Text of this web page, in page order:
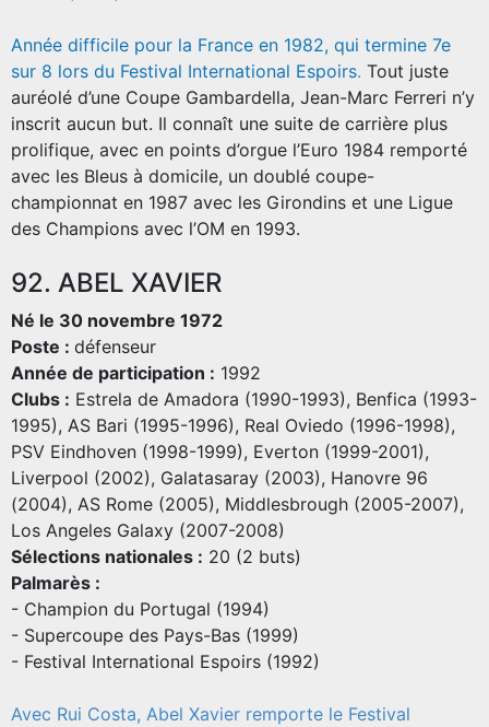
Année difficile pour la France en 1982, qui termine 7e
sur 8 lors du Festival International Espoirs. Tout juste
auréolé d’une Coupe Gambardella, Jean-Marc Ferreri n’y
inscrit aucun but. Il connaît une suite de carrière plus
prolifique, avec en points d’orgue l’Euro 1984 remporté
avec les Bleus à domicile, un doublé coupe-
championnat en 1987 avec les Girondins et une Ligue
des Champions avec l’OM en 1993.
92. ABEL XAVIER
Né le 30 novembre 1972
Poste : défenseur
Année de participation : 1992
Clubs : Estrela de Amadora (1990-1993), Benfica (1993-
1995), AS Bari (1995-1996), Real Oviedo (1996-1998),
PSV Eindhoven (1998-1999), Everton (1999-2001),
Liverpool (2002), Galatasaray (2003), Hanovre 96
(2004), AS Rome (2005), Middlesbrough (2005-2007),
Los Angeles Galaxy (2007-2008)
Sélections nationales : 20 (2 buts)
Palmarès :
- Champion du Portugal (1994)
- Supercoupe des Pays-Bas (1999)
- Festival International Espoirs (1992)
Avec Rui Costa, Abel Xavier remporte le Festival